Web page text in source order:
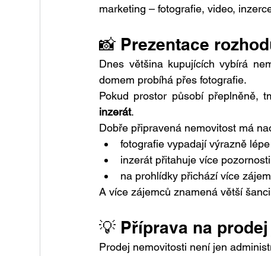
marketing – fotografie, video,
📸 Prezentace
Dnes většina kupujících vybírá
domem probíhá přes fotografie.
Pokud prostor působí přeplněně,
inzerát.
Dobře připravená nemovitost má
fotografie vypadají výrazně lépe
inzerát přitahuje více pozornosti
na prohlídky přichází více
A více zájemců znamená větší
💡 Příprava na
Prodej nemovitosti není jen